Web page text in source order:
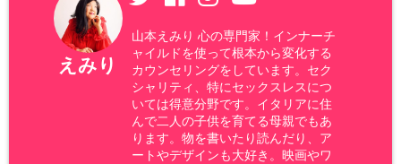
えみり
山本えみり 心の専門家！インナーチ
ャイルドを使って根本から変化する
カウンセリングをしています。セク
シャリティ、特にセックスレスにつ
いては得意分野です。イタリアに住
んで二人の子供を育てる母親でもあ
ります。物を書いたり読んだり、ア
ートやデザインも大好き。映画やワ